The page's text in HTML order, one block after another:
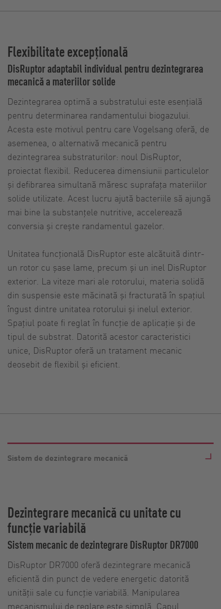
Flexibilitate excepțională
DisRuptor adaptabil individual pentru dezintegrarea
mecanică a materiilor solide
Dezintegrarea optimă a substratului este esențială
pentru determinarea randamentului biogazului.
Acesta este motivul pentru care Vogelsang oferă, de
asemenea, o alternativă mecanică pentru
dezintegrarea substraturilor: noul DisRuptor,
proiectat flexibil. Reducerea dimensiunii particulelor
și defibrarea simultană măresc suprafața materiilor
solide utilizate. Acest lucru ajută bacteriile să ajungă
mai bine la substanțele nutritive, accelerează
conversia și crește randamentul gazelor.
Unitatea funcțională DisRuptor este alcătuită dintr-
un rotor cu șase lame, precum și un inel DisRuptor
exterior. La viteze mari ale rotorului, materia solidă
din suspensie este măcinată și fracturată în spațiul
îngust dintre unitatea rotorului și inelul exterior.
Spațiul poate fi reglat în funcție de aplicație și de
tipul de substrat. Datorită acestor caracteristici
unice, DisRuptor oferă un tratament mecanic
deosebit de flexibil și eficient.
Sistem de dezintegrare mecanică
Dezintegrare mecanică cu unitate cu
funcție variabilă
Sistem mecanic de dezintegrare DisRuptor DR7000
DisRuptor DR7000 oferă dezintegrare mecanică
eficientă din punct de vedere energetic datorită
unității sale cu funcție variabilă. Manipularea
mecanismului de reglare este simplă. Capul